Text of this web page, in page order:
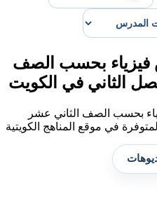
فيزياء بحسب الصف
الثاني في الكويت
بحسب الصف الثاني عشر
في موقع المناهج الكويتية